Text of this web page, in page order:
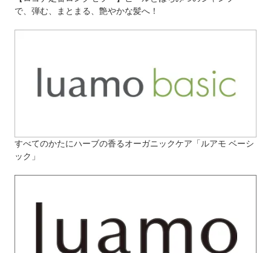
で、弾む、まとまる、艶やかな髪へ！
すべてのかたにハーブの香るオーガニックケア「ルアモ ベーシ
ック」